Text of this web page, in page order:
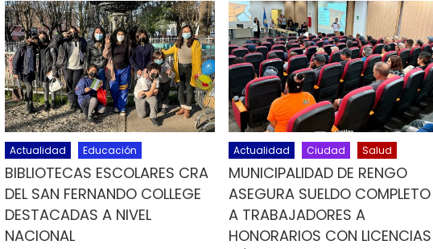
Actualidad Educación
BIBLIOTECAS ESCOLARES CRA
DEL SAN FERNANDO COLLEGE
DESTACADAS A NIVEL
NACIONAL
Actualidad Ciudad Salud
MUNICIPALIDAD DE RENGO
ASEGURA SUELDO COMPLETO
A TRABAJADORES A
HONORARIOS CON LICENCIAS